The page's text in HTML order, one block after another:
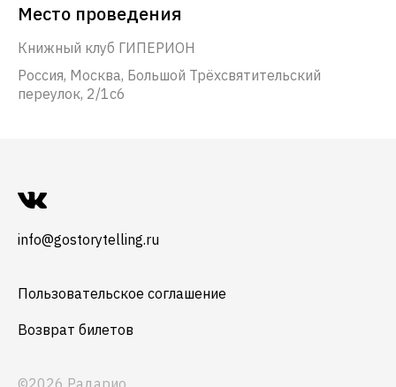
Место проведения
Книжный клуб ГИПЕРИОН
Россия, Москва, Большой Трёхсвятительский
переулок, 2/1с6
info@gostorytelling.ru
Пользовательское соглашение
Возврат билетов
©2026 Радарио